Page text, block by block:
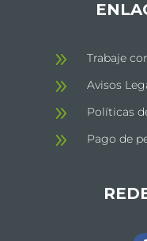
9 Trabaje
9 Avisos
9 Políticas
9 Pago de